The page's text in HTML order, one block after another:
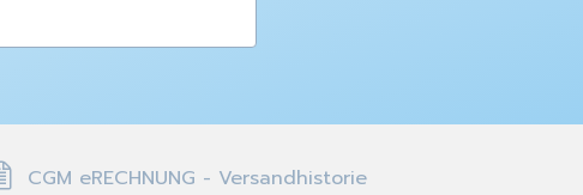
CGM eRECHNUNG - Versandhistorie